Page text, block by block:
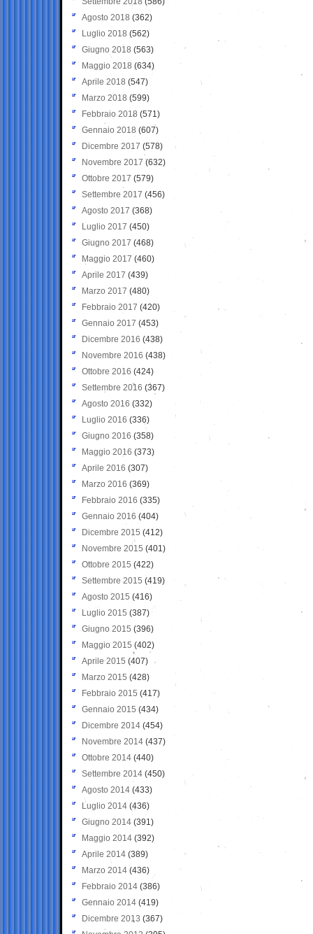
Agosto 2018 (362)
Luglio 2018 (562)
Giugno 2018 (563)
Maggio 2018 (634)
Aprile 2018 (547)
Marzo 2018 (599)
Febbraio 2018 (571)
Gennaio 2018 (607)
Dicembre 2017 (578)
Novembre 2017 (632)
Ottobre 2017 (579)
Settembre 2017 (456)
Agosto 2017 (368)
Luglio 2017 (450)
Giugno 2017 (468)
Maggio 2017 (460)
Aprile 2017 (439)
Marzo 2017 (480)
Febbraio 2017 (420)
Gennaio 2017 (453)
Dicembre 2016 (438)
Novembre 2016 (438)
Ottobre 2016 (424)
Settembre 2016 (367)
Agosto 2016 (332)
Luglio 2016 (336)
Giugno 2016 (358)
Maggio 2016 (373)
Aprile 2016 (307)
Marzo 2016 (369)
Febbraio 2016 (335)
Gennaio 2016 (404)
Dicembre 2015 (412)
Novembre 2015 (401)
Ottobre 2015 (422)
Settembre 2015 (419)
Agosto 2015 (416)
Luglio 2015 (387)
Giugno 2015 (396)
Maggio 2015 (402)
Aprile 2015 (407)
Marzo 2015 (428)
Febbraio 2015 (417)
Gennaio 2015 (434)
Dicembre 2014 (454)
Novembre 2014 (437)
Ottobre 2014 (440)
Settembre 2014 (450)
Agosto 2014 (433)
Luglio 2014 (436)
Giugno 2014 (391)
Maggio 2014 (392)
Aprile 2014 (389)
Marzo 2014 (436)
Febbraio 2014 (386)
Gennaio 2014 (419)
Dicembre 2013 (367)